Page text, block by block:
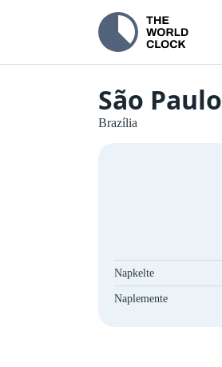
São Paulo
Brazília
Napkelte
Naplemente